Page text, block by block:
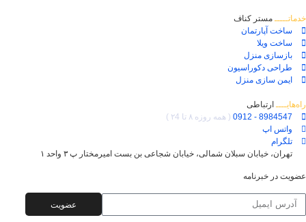
خدماتـــــمستر کناف
ساخت آپارتمان
ساخت ویلا
بازسازی منزل
طراحی دکوراسیون
ایمن سازی منزل
راه‌هایــــ ارتباطی
8984547 - 0912
( همه روزه ۸ تا ۲4 )
واتس اپ
تلگرام
تهران، خیابان سبلان شمالی، خیابان شجاعی بن بست امیرمختار پ ۳ واحد ۱
عضویت در خبرنامه
عضویت